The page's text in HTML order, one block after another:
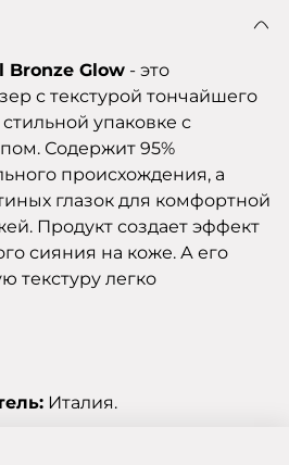
Bronze Glow - это
с текстурой тончайшего
упаковке с
Содержит 95%
происхождения, а
глазок для комфортной
Продукт создает эффект
сияния на коже. А его
текстуру легко
Италия.